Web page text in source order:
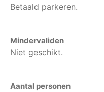
Betaald parkeren.
Mindervaliden
Niet geschikt.
Aantal personen